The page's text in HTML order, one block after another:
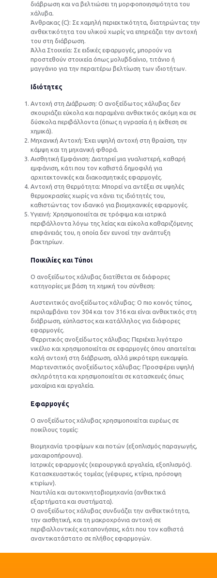
διάβρωση και να βελτιώσει τη μορφοποιησιμότητα του
χάλυβα.
Άνθρακας (C): Σε χαμηλή περιεκτικότητα, διατηρώντας την
ανθεκτικότητα του υλικού χωρίς να επηρεάζει την αντοχή
του στη διάβρωση.
Άλλα Στοιχεία: Σε ειδικές εφαρμογές, μπορούν να
προστεθούν στοιχεία όπως μολυβδαίνιο, τιτάνιο ή
μαγγάνιο για την περαιτέρω βελτίωση των ιδιοτήτων.
Ιδιότητες
Αντοχή στη Διάβρωση: Ο ανοξείδωτος χάλυβας δεν
σκουριάζει εύκολα και παραμένει ανθεκτικός ακόμη και σε
δύσκολα περιβάλλοντα (όπως η υγρασία ή η έκθεση σε
χημικά).
Μηχανική Αντοχή: Έχει υψηλή αντοχή στη θραύση, την
κάμψη και τη μηχανική φθορά.
Αισθητική Εμφάνιση: Διατηρεί μια γυαλιστερή, καθαρή
εμφάνιση, κάτι που τον καθιστά δημοφιλή για
αρχιτεκτονικές και διακοσμητικές εφαρμογές.
Αντοχή στη Θερμότητα: Μπορεί να αντέξει σε υψηλές
θερμοκρασίες χωρίς να χάνει τις ιδιότητές του,
καθιστώντας τον ιδανικό για βιομηχανικές εφαρμογές.
Υγιεινή: Χρησιμοποιείται σε τρόφιμα και ιατρικά
περιβάλλοντα λόγω της λείας και εύκολα καθαριζόμενης
επιφάνειάς του, η οποία δεν ευνοεί την ανάπτυξη
βακτηρίων.
Ποικιλίες και Τύποι
Ο ανοξείδωτος χάλυβας διατίθεται σε διάφορες
κατηγορίες με βάση τη χημική του σύνθεση:
Αυστενιτικός ανοξείδωτος χάλυβας: Ο πιο κοινός τύπος,
περιλαμβάνει τον 304 και τον 316 και είναι ανθεκτικός στη
διάβρωση, εύπλαστος και κατάλληλος για διάφορες
εφαρμογές.
Φερριτικός ανοξείδωτος χάλυβας: Περιέχει λιγότερο
νικέλιο και χρησιμοποιείται σε εφαρμογές όπου απαιτείται
καλή αντοχή στη διάβρωση, αλλά μικρότερη ευκαμψία.
Μαρτενσιτικός ανοξείδωτος χάλυβας: Προσφέρει υψηλή
σκληρότητα και χρησιμοποιείται σε κατασκευές όπως
μαχαίρια και εργαλεία.
Εφαρμογές
Ο ανοξείδωτος χάλυβας χρησιμοποιείται ευρέως σε
ποικίλους τομείς:
Βιομηχανία τροφίμων και ποτών (εξοπλισμός παραγωγής,
μαχαιροπήρουνα).
Ιατρικές εφαρμογές (χειρουργικά εργαλεία, εξοπλισμός).
Κατασκευαστικός τομέας (γέφυρες, κτίρια, πρόσοψη
κτιρίων).
Ναυτιλία και αυτοκινητοβιομηχανία (ανθεκτικά
εξαρτήματα και συστήματα).
Ο ανοξείδωτος χάλυβας συνδυάζει την ανθεκτικότητα,
την αισθητική, και τη μακροχρόνια αντοχή σε
περιβαλλοντικές καταπονήσεις, κάτι που τον καθιστά
αναντικατάστατο σε πλήθος εφαρμογών.